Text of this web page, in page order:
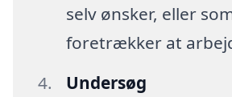
selv ønsker, eller
foretrækker at
Undersøg